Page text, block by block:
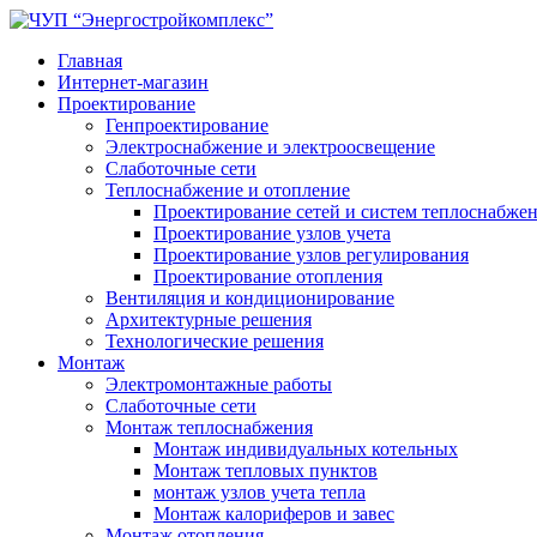
Главная
Интернет-магазин
Проектирование
Генпроектирование
Электроснабжение и электроосвещение
Слаботочные сети
Теплоснабжение и отопление
Проектирование сетей и систем
Проектирование узлов учета
Проектирование узлов регулирования
Проектирование отопления
Вентиляция и кондиционирование
Архитектурные решения
Технологические решения
Монтаж
Электромонтажные работы
Слаботочные сети
Монтаж теплоснабжения
Монтаж индивидуальных котельных
Монтаж тепловых пунктов
монтаж узлов учета тепла
Монтаж калориферов и завес